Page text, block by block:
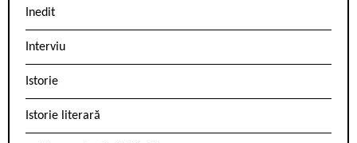
Inedit
Interviu
Istorie
Istorie literară